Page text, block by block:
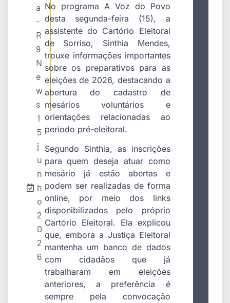
a
-
R
9
N
e
w
s
1
5
j
u
n
h
o
2
0
2
6
No programa A Voz do Povo
desta segunda-feira (15), a
assistente do Cartório Eleitoral
de Sorriso, Sinthia Mendes,
trouxe informações importantes
sobre os preparativos para as
eleições de 2026, destacando a
abertura do cadastro de
mesários voluntários e
orientações relacionadas ao
período pré-eleitoral.
Segundo Sinthia, as inscrições
para quem deseja atuar como
mesário já estão abertas e
podem ser realizadas de forma
online, por meio dos links
disponibilizados pelo próprio
Cartório Eleitoral. Ela explicou
que, embora a Justiça Eleitoral
mantenha um banco de dados
com cidadãos que já
trabalharam em eleições
anteriores, a preferência é
sempre pela convocação